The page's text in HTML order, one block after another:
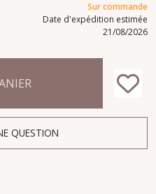
Sur commande
Date d'expédition estimée
21/08/2026
QUESTION